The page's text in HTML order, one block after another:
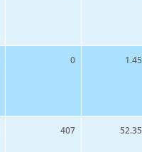
0
407